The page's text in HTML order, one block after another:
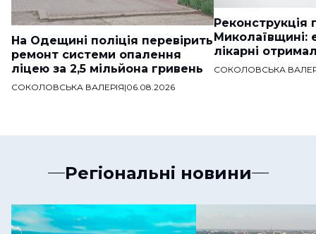
На Одещині поліція перевірить
ремонт системи опалення
ліцею за 2,5 мільйона гривень
СОКОЛОВСЬКА ВАЛЕРІЯ|06.08.2026
Реконструкція
Миколаївщині:
лікарні
СОКОЛОВСЬКА
Регіональні новини